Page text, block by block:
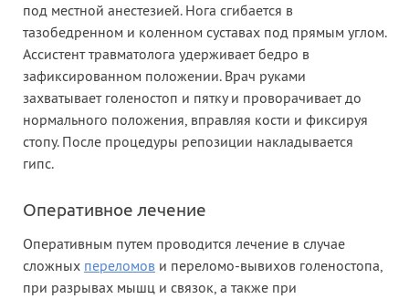
под местной анестезией. Нога сгибается в
тазобедренном и коленном суставах под прямым углом.
Ассистент травматолога удерживает бедро в
зафиксированном положении. Врач руками
захватывает голеностоп и пятку и проворачивает до
нормального положения, вправляя кости и фиксируя
стопу. После процедуры репозиции накладывается
гипс.
Оперативное лечение
Оперативным путем проводится лечение в случае
сложных переломов и переломо-вывихов голеностопа,
при разрывах мышц и связок, а также при